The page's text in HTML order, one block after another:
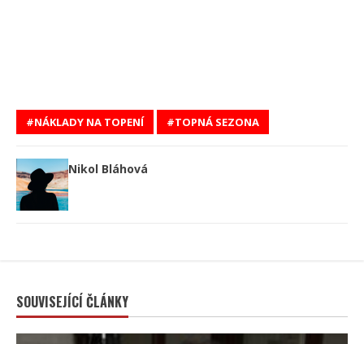
NÁKLADY NA TOPENÍ TOPNÁ SEZONA
Nikol Bláhová
SOUVISEJÍCÍ ČLÁNKY